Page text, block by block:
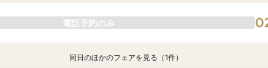
電話予約のみ
同日のほかのフェアを見る（1件）